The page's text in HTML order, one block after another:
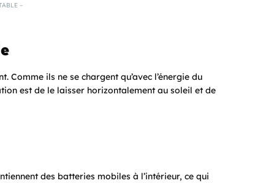
–
Comme ils ne se chargent qu’avec l’énergie du
est de le laisser horizontalement au soleil et de
des batteries mobiles à l’intérieur, ce qui